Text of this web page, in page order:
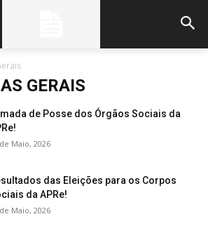
GERAIS
de Posse dos Órgãos Sociais da
Maio, 2026
das Eleições para os Corpos
da APRe!
Maio, 2026